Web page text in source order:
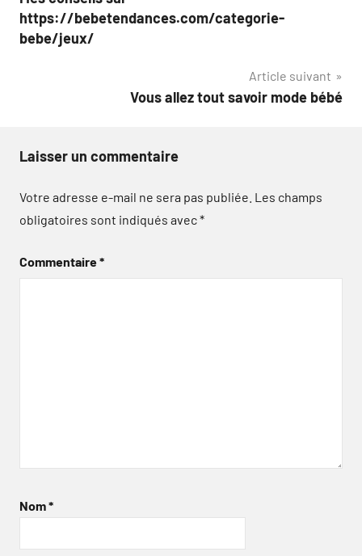
de
l’article
https://bebetendances.com/categorie-
bebe/jeux/
Article suivant
Vous allez tout savoir mode bébé
Laisser un commentaire
Votre adresse e-mail ne sera pas publiée. Les champs
obligatoires sont indiqués avec*
Commentaire*
Nom*